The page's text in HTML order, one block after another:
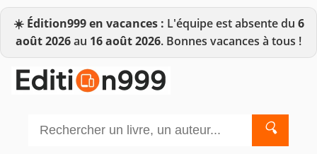
☀️ Édition999 en vacances : L'équipe est absente du 6
août 2026au 16 août 2026. Bonnes vacances à tous !
🔍